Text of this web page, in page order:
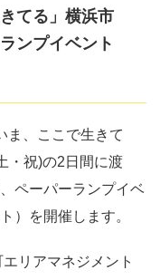
てる」横浜市
ンプイベント
ま、ここで生きて
・祝)の2日間に渡
ペーパーランプイベ
）を開催します。
リアマネジメント